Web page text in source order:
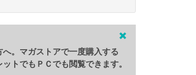
。マガストアで一度購入する
トでもＰＣでも閲覧できます。